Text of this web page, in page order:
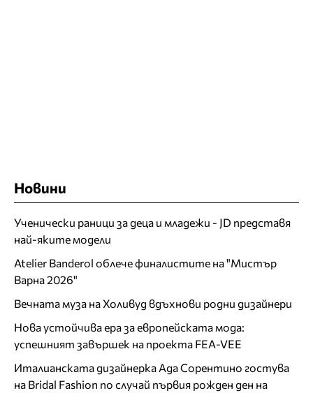
Новини
Ученически раници за деца и младежи - JD представя
най-яките модели
Atelier Banderol облече финалистите на "Мистър
Варна 2026"
Вечната муза на Холивуд вдъхнови родни дизайнери
Нова устойчива ера за европейската мода:
успешният завършек на проекта FEA-VEE
Италианската дизайнерка Ада Сорентино гостува
на Bridal Fashion по случай първия рожден ден на